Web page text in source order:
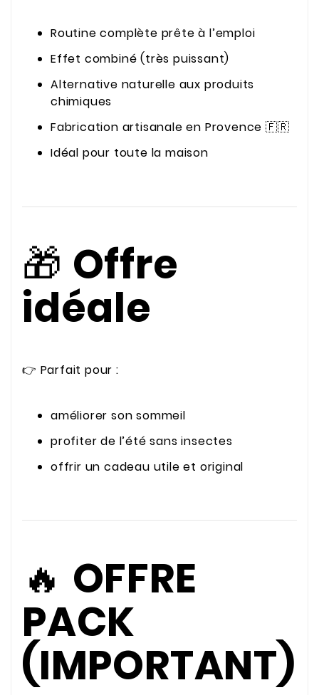
Routine complète prête à l’emploi
Effet combiné (très puissant)
Alternative naturelle aux produits
chimiques
Fabrication artisanale en Provence 🇫🇷
Idéal pour toute la maison
🎁 Offre
idéale
👉 Parfait pour :
améliorer son sommeil
profiter de l’été sans insectes
offrir un cadeau utile et original
🔥 OFFRE
PACK
(IMPORTANT)